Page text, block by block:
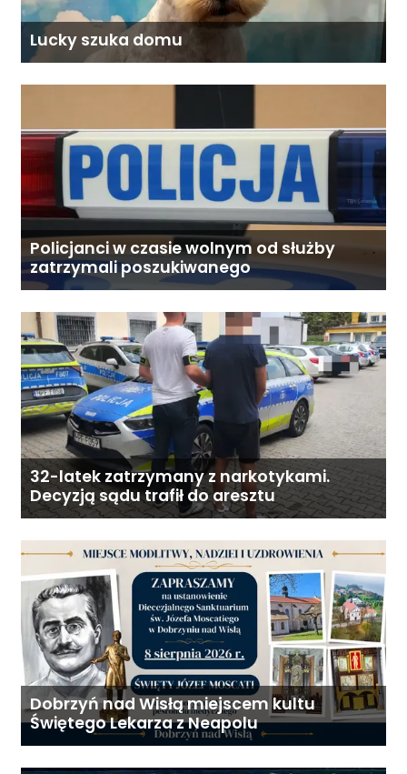
Lucky szuka domu
Policjanci w czasie wolnym od służby
zatrzymali poszukiwanego
32-latek zatrzymany z narkotykami.
Decyzją sądu trafił do aresztu
Dobrzyń nad Wisłą miejscem kultu
Świętego Lekarza z Neapolu